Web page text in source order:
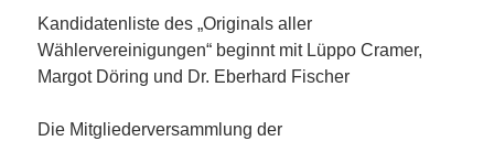
Kandidatenliste des „Originals aller
Wählervereinigungen“ beginnt mit Lüppo Cramer,
Margot Döring und Dr. Eberhard Fischer
Die Mitgliederversammlung der